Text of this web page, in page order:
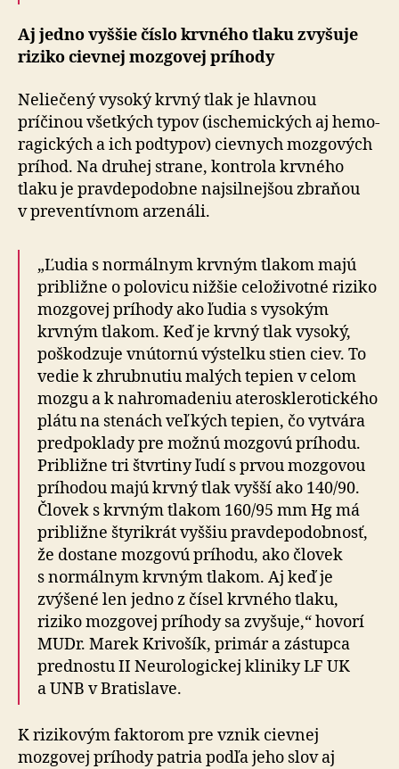
Aj jedno vyššie číslo krvného tlaku zvyšuje
riziko cievnej mozgovej príhody
Neliečený vysoký krvný tlak je hlavnou
príčinou všetkých typov (ische­mických aj hemo­
ra­gických a ich pod­typov) cievnych mozgových
príhod. Na druhej strane, kontrola krvného
tlaku je pravde­po­dobne naj­sil­nejšou zbraňou
v pre­ven­tívnom arze­náli.
„Ľudia s normálnym krvným tlakom majú
približne o po­lo­vicu nižšie celo­ži­votné riziko
moz­go­vej prí­hody ako ľudia s vy­so­kým
krvným tlakom. Keď je krvný tlak vysoký,
poškodzuje vnútornú výstelku stien ciev. To
vedie k zhrub­nutiu malých tepien v celom
mozgu a k na­hro­ma­deniu ate­ro­skle­ro­tic­kého
plátu na stenách veľkých tepien, čo vytvára
pred­po­klady pre možnú mozgovú príhodu.
Približne tri štvrtiny ľudí s prvou mozgovou
príhodou majú krvný tlak vyšší ako 140/90.
Človek s krvným tlakom 160/95 mm Hg má
približne štyri­krát vyššiu prav­de­po­dob­nosť,
že dostane moz­govú príhodu, ako človek
s nor­mál­nym krvným tlakom. Aj keď je
zvýšené len jedno z čísel krvného tlaku,
riziko mozgovej príhody sa zvyšuje,“ hovorí
MUDr. Marek Krivošík, primár a zástupca
pred­nostu II Neu­ro­lo­gickej kliniky LF UK
a UNB v Bratislave.
K rizikovým faktorom pre vznik cievnej
mozgovej príhody patria podľa jeho slov aj